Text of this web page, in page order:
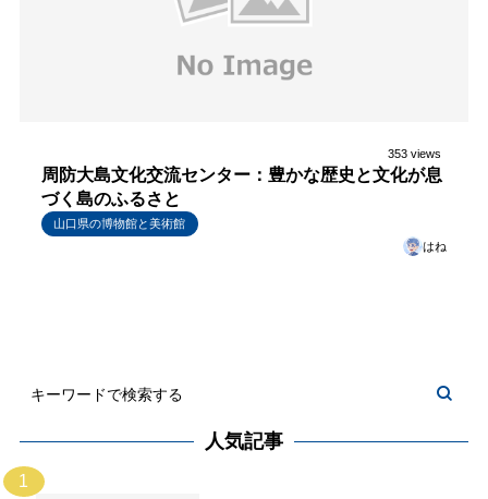
353 views
周防大島文化交流センター：豊かな歴史と文化が息
づく島のふるさと
山口県の博物館と美術館
はね
人気記事
1